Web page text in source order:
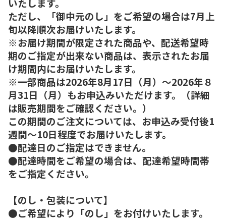
ただし、「御中元のし」をご希望の場合は7月上
旬以降順次お届けいたします。
※お届け期間が限定された商品や、配送希望時
期のご指定が出来ない商品は、表示されたお届
け期間内にお届けいたします。
※一部商品は2026年8月17日（月）～2026年８
月31日（月）もお申込みいただけます。（詳細
は販売期間をご確認ください。）
この期間のご注文については、お申込み受付後1
週間～10日程度でお届けいたします。
●配達日のご指定はできません。
●配達時間をご希望の場合は、配達希望時間帯
をご指定ください。
【のし・包装について】
●ご希望により「のし」をお付けいたします。